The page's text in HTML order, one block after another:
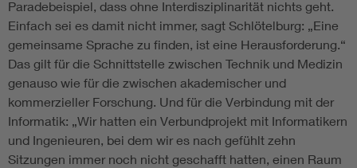
Paradebeispiel, dass ohne Interdisziplinarität nichts geht.
Einfach sei es damit nicht immer, sagt Schlötelburg: „Eine
gemeinsame Sprache zu finden, ist eine Herausforderung.“
Das gilt für die Schnittstelle zwischen Technik und Medizin
genauso wie für die zwischen akademischer und
kommerzieller Forschung. Und für die Verbindung mit der
Informatik: „Wir hatten ein Verbundprojekt mit Informatikern
und Ingenieuren, bei dem wir es nach gefühlt zehn
Sitzungen immer noch nicht geschafft hatten, einen Raum